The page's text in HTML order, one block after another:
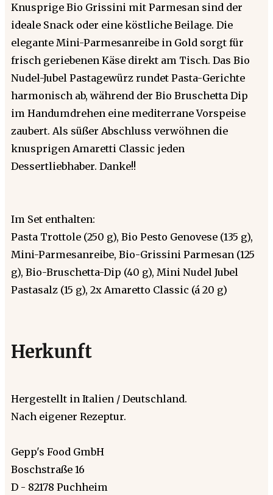
Knusprige Bio Grissini mit Parmesan sind der
ideale Snack oder eine köstliche Beilage. Die
elegante Mini-Parmesanreibe in Gold sorgt für
frisch geriebenen Käse direkt am Tisch. Das Bio
Nudel-Jubel Pastagewürz rundet Pasta-Gerichte
harmonisch ab, während der Bio Bruschetta Dip
im Handumdrehen eine mediterrane Vorspeise
zaubert. Als süßer Abschluss verwöhnen die
knusprigen Amaretti Classic jeden
Dessertliebhaber. Danke!!
Im Set enthalten:
Pasta Trottole (250 g), Bio Pesto Genovese (135 g),
Mini-Parmesanreibe, Bio-Grissini Parmesan (125
g), Bio-Bruschetta-Dip (40 g), Mini Nudel Jubel
Pastasalz (15 g), 2x Amaretto Classic (á 20 g)
Herkunft
Hergestellt in Italien / Deutschland.
Nach eigener Rezeptur.
Gepp's Food GmbH
Boschstraße 16
D - 82178 Puchheim